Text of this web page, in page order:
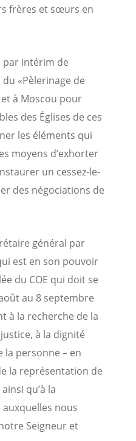
frères et sœurs en
par intérim de
«Pèlerinage de
à Moscou pour
des Églises de ces
les éléments qui
moyens d’exhorter
un cessez-le-
des négociations de
général par
est en son pouvoir
du COE qui doit se
au 8 septembre
à la recherche de la
à la dignité
la personne – en
la représentation de
qu’à la
nous
Seigneur et